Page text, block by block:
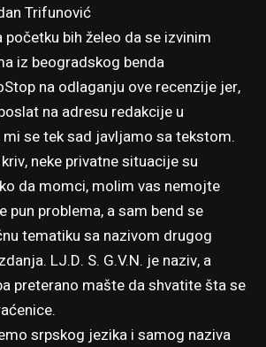
Trifunović
početku bih želeo da se izvinim
iz beogradskog benda
na odlaganju ove recenzije jer,
na adresu redakcije u
se tek sad javljamo sa tekstom.
neke privatne situacije su
da momci, molim vas nemojte
pun problema, a sam bend se
tematiku sa nazivom drugog
LJ​.​D​. ​S​. ​G​.​V​.​N. je naziv, a
preterano mašte da shvatite šta se
srpskog jezika i samog naziva